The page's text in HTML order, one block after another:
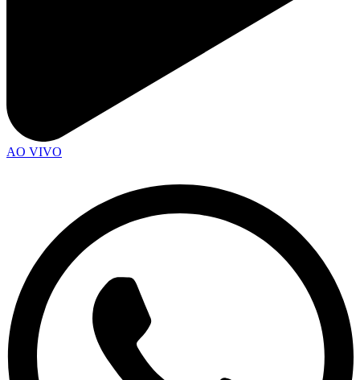
AO VIVO